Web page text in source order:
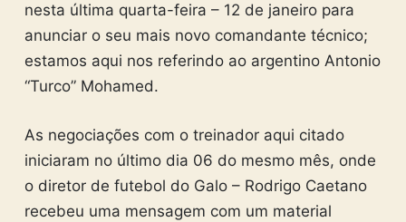
nesta última quarta-feira – 12 de janeiro para
anunciar o seu mais novo comandante técnico;
estamos aqui nos referindo ao argentino Antonio
“Turco” Mohamed.
As negociações com o treinador aqui citado
iniciaram no último dia 06 do mesmo mês, onde
o diretor de futebol do Galo – Rodrigo Caetano
recebeu uma mensagem com um material